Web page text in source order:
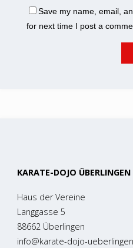
Save my name, email,
for next time I post a
KARATE-DOJO ÜBERLINGEN
Haus der Vereine
Langgasse 5
88662 Überlingen
info@karate-dojo-